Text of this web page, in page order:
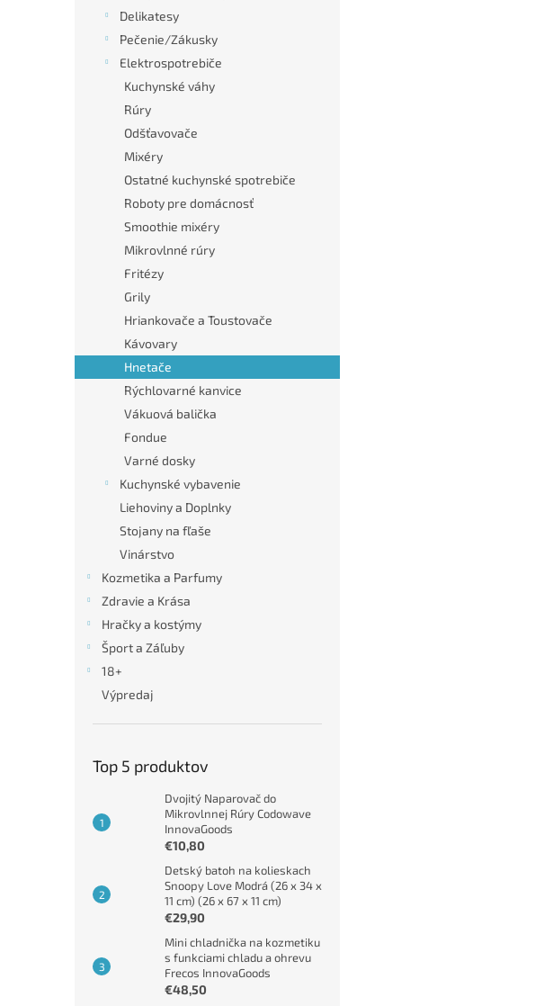
Delikatesy
Pečenie/Zákusky
Elektrospotrebiče
Kuchynské váhy
Rúry
Odšťavovače
Mixéry
Ostatné kuchynské spotrebiče
Roboty pre domácnosť
Smoothie mixéry
Mikrovlnné rúry
Fritézy
Grily
Hriankovače a Toustovače
Kávovary
Hnetače
Rýchlovarné kanvice
Vákuová balička
Fondue
Varné dosky
Kuchynské vybavenie
Liehoviny a Doplnky
Stojany na fľaše
Vinárstvo
Kozmetika a Parfumy
Zdravie a Krása
Hračky a kostýmy
Šport a Záľuby
18+
Výpredaj
Top 5 produktov
Dvojitý Naparovač do
Mikrovlnnej Rúry Codowave
InnovaGoods
€10,80
Detský batoh na kolieskach
Snoopy Love Modrá (26 x 34 x
11 cm) (26 x 67 x 11 cm)
€29,90
Mini chladnička na kozmetiku
s funkciami chladu a ohrevu
Frecos InnovaGoods
€48,50